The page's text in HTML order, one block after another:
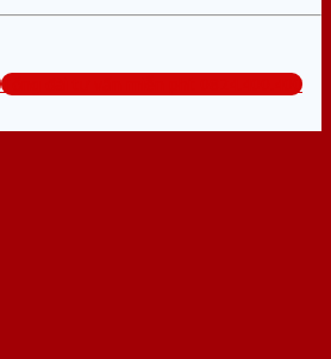
Tổng đài tư vấn miễn phí: 0824.400.400